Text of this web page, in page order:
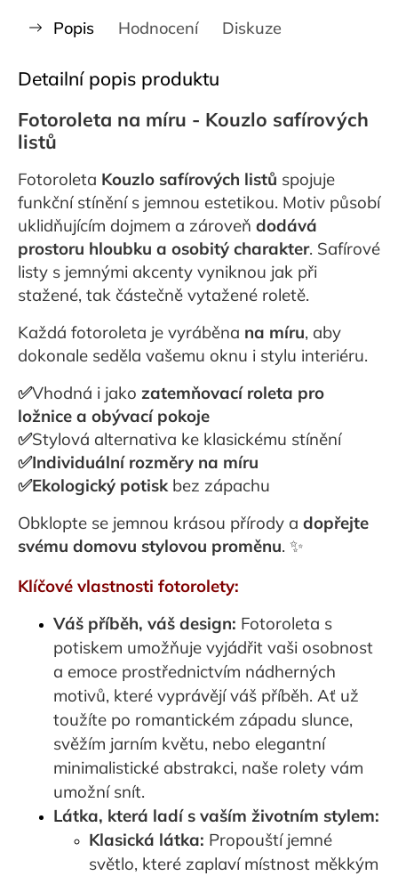
Popis Hodnocení Diskuze
Detailní popis produktu
Fotoroleta na míru - Kouzlo safírových
listů
Fotoroleta Kouzlo safírových listů spojuje
funkční stínění s jemnou estetikou. Motiv působí
uklidňujícím dojmem a zároveň dodává
prostoru hloubku a osobitý charakter. Safírové
listy s jemnými akcenty vyniknou jak při
stažené, tak částečně vytažené roletě.
Každá fotoroleta je vyráběna na míru, aby
dokonale seděla vašemu oknu i stylu interiéru.
✅Vhodná i jako zatemňovací roleta pro
ložnice a obývací pokoje
✅Stylová alternativa ke klasickému stínění
✅Individuální rozměry na míru
✅Ekologický potiskbez zápachu
Obklopte se jemnou krásou přírody a dopřejte
svému domovu stylovou proměnu. ✨
Klíčové vlastnosti fotorolety:
Váš příběh, váš design: Fotoroleta s
potiskem umožňuje vyjádřit vaši osobnost
a emoce prostřednictvím nádherných
motivů, které vyprávějí váš příběh. Ať už
toužíte po romantickém západu slunce,
svěžím jarním květu, nebo elegantní
minimalistické abstrakci, naše rolety vám
umožní snít.
Látka, která ladí s vaším životním stylem:
Klasická látka: Propouští jemné
světlo, které zaplaví místnost měkkým